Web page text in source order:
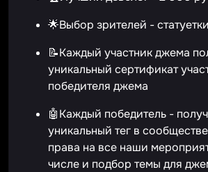
🌟Выбор зрителей -
📝Каждый участник джема
уникальный сертификат
победителя джема
🤖Каждый победитель -
уникальный тег в
права на все наши
числе и подбор темы для